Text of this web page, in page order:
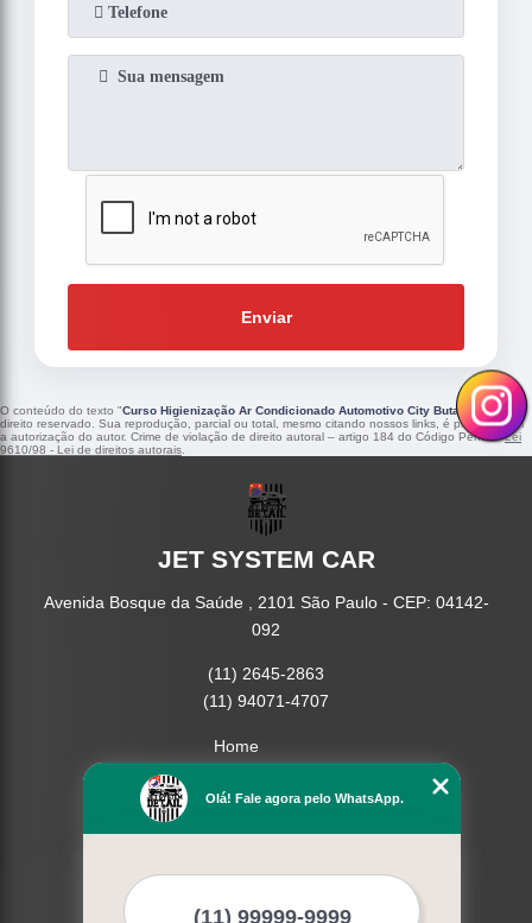
Enviar
O conteúdo do texto "Curso Higienização Ar Condicionado Automotivo City Butantã" é de
direito reservado. Sua reprodução, parcial ou total, mesmo citando nossos links, é proibida sem
a autorização do autor. Crime de violação de direito autoral – artigo 184 do Código Penal –Lei
9610/98 - Lei de direitos autorais
JET SYSTEM CAR
Avenida Bosque da Saúde , 2101 São Paulo - CEP: 04142-
092
(11) 2645-2863
(11) 94071-4707
Home
Missão
Mapa do site
Mais Serviços
Olá! Fale agora pelo WhatsApp.